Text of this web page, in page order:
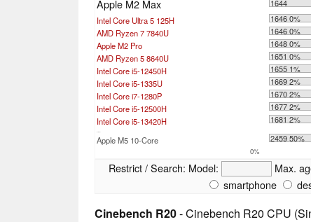
Apple M2 Max
1644
Intel Core Ultra 5 125H
1646 0%
AMD Ryzen 7 7840U
1646 0%
Apple M2 Pro
1648 0%
AMD Ryzen 5 8640U
1651 0%
Intel Core i5-12450H
1655 1%
Intel Core i5-1335U
1669 2%
Intel Core i7-1280P
1670 2%
Intel Core i5-12500H
1677 2%
Intel Core i5-13420H
1681 2%
Apple M5 10-Core 2459 50%
0%
Restrict / Search: Model: Max.
smartphone
Cinebench R20- Cinebench R20 CPU